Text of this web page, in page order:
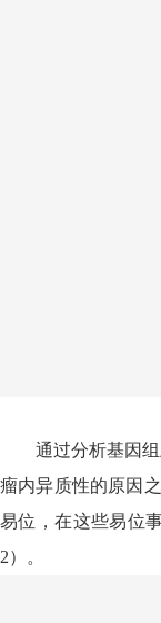
通过分析基因
瘤内异质性的原因
易位，在这些易位
2）。